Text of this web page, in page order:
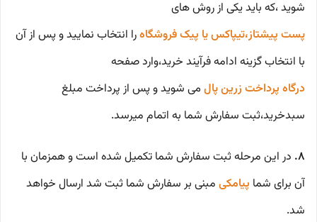
شوید ،که باید یکی از روش های
پست پیشتاز،تیپاکس یا پیک فروشگاهرا انتخاب نمایید و پس از آن
با انتخاب گزینه ادامه فرآیند خرید،وارد صفحه
درگاه پرداخت زرین پال می شوید و پس از پرداخت مبلغ
سبدخرید،ثبت سفارش شما به اتمام میرسد.
8. در این مرحله ثبت سفارش شما تکمیل شده است و همزمان با
آن برای شما پیامکی مبنی بر سفارش شما ثبت شد ارسال خواهد
شد.